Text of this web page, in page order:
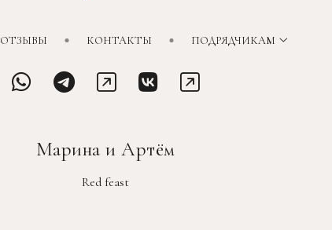
ОТЗЫВЫ КОНТАКТЫ ПОДРЯДЧИКАМ
Марина и Артём
Red feast